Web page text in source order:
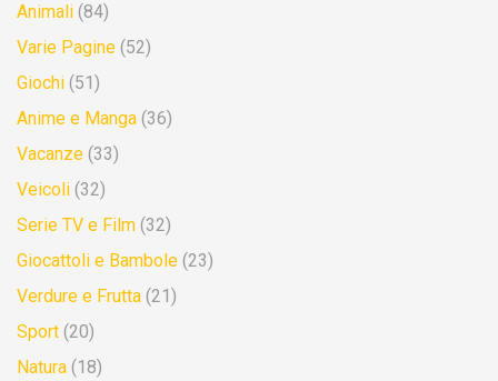
Animali (84)
Varie Pagine (52)
Giochi (51)
Anime e Manga (36)
Vacanze (33)
Veicoli (32)
Serie TV e Film (32)
Giocattoli e Bambole (23)
Verdure e Frutta (21)
Sport (20)
Natura (18)